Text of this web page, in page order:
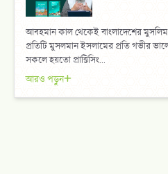
আবহমান কাল থেকেই বাংলাদেশের
প্রতিটি মুসলমান ইসলামের প্রতি গভীর
সকলে হয়তো প্রাক্টিসিং...
আরও পড়ুন